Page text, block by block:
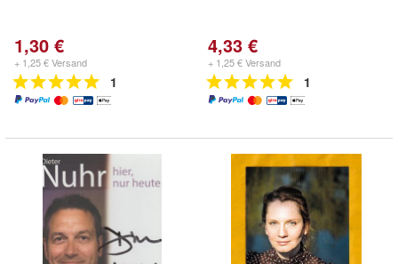
1,30 €
+ 1,25 € Versand
1
4,33 €
+ 1,25 € Versand
1